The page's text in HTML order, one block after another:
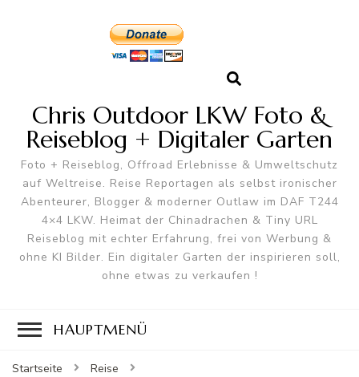
Chris Outdoor LKW Foto &
Reiseblog + Digitaler Garten
Foto + Reiseblog, Offroad Erlebnisse & Umweltschutz
auf Weltreise. Reise Reportagen als selbst ironischer
Abenteurer, Blogger & moderner Outlaw im DAF T244
4×4 LKW. Heimat der Chinadrachen & Tiny URL
Reiseblog mit echter Erfahrung, frei von Werbung &
ohne KI Bilder. Ein digitaler Garten der inspirieren soll,
ohne etwas zu verkaufen !
HAUPTMENÜ
Startseite
Reise